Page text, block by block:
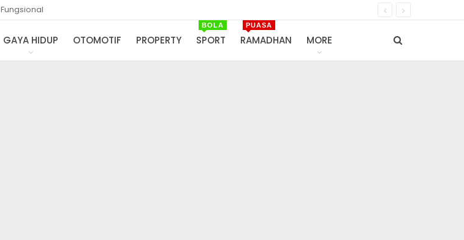
GAYA HIDUP OTOMOTIF PROPERTY SPORT
BOLA
RAMADHAN
PUASA
MORE